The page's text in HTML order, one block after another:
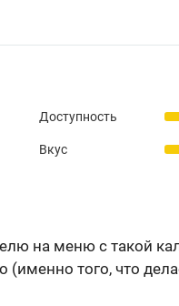
Доступность
Вкус
на меню с такой
того, что